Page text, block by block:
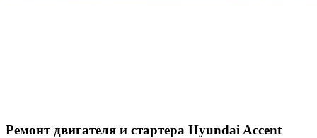
Ремонт двигателя и стартера Hyundai Accent